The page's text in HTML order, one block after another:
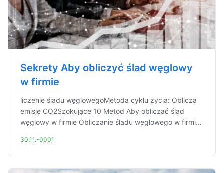
Sekrety Aby obliczyć ślad węglowy
w firmie
liczenie śladu węglowegoMetoda cyklu życia: Oblicza
emisje CO2Szokujące 10 Metod Aby obliczać ślad
węglowy w firmie Obliczanie śladu węglowego w firmi...
30.11.-0001